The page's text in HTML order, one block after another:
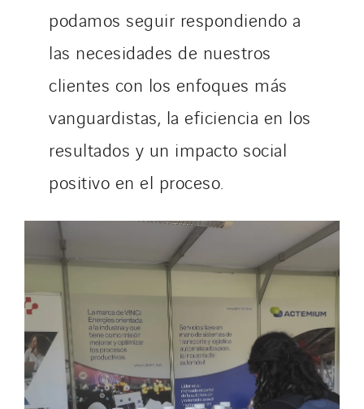
podamos seguir respondiendo a
las necesidades de nuestros
clientes con los enfoques más
vanguardistas, la eficiencia en los
resultados y un impacto social
positivo en el proceso.